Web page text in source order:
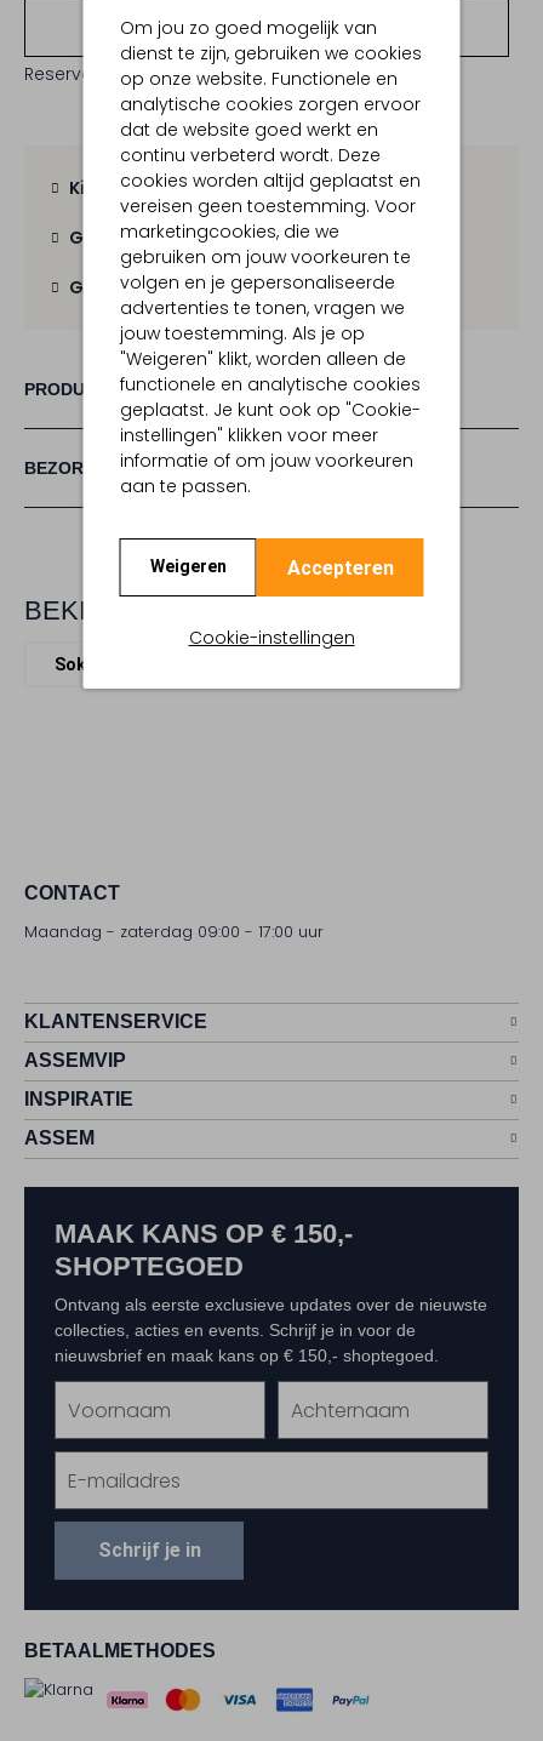
Om jou zo goed mogelijk van
dienst te zijn, gebruiken we cookies
op onze website. Functionele en
analytische cookies zorgen ervoor
dat de website goed werkt en
continu verbeterd wordt. Deze
cookies worden altijd geplaatst en
vereisen geen toestemming. Voor
marketingcookies, die we
gebruiken om jouw voorkeuren te
volgen en je gepersonaliseerde
advertenties te tonen, vragen we
jouw toestemming. Als je op
"Weigeren" klikt, worden alleen de
functionele en analytische cookies
geplaatst. Je kunt ook op "Cookie-
instellingen" klikken voor meer
informatie of om jouw voorkeuren
aan te passen.
Weigeren Accepteren
Cookie-instellingen
Bekijk winkelvoorraad
Reserveer direct in een van onze 19 boutiques
Kies zelf je bezorgmoment
Gratis verzendingvanaf € 100,-
Gratis retourbinnen 30 dagen
PRODUCT INFORMATIE
BEZORGEN & RETOURNEREN
BEKIJK MEER
Sokken
CONTACT
Maandag - zaterdag 09:00 - 17:00 uur
KLANTENSERVICE
ASSEMVIP
INSPIRATIE
ASSEM
BETAALMETHODES
MAAK KANS OP € 150,-
SHOPTEGOED
Ontvang als eerste exclusieve updates over de nieuwste
collecties, acties en events. Schrijf je in voor de
nieuwsbrief en maak kans op € 150,- shoptegoed.
Schrijf je in